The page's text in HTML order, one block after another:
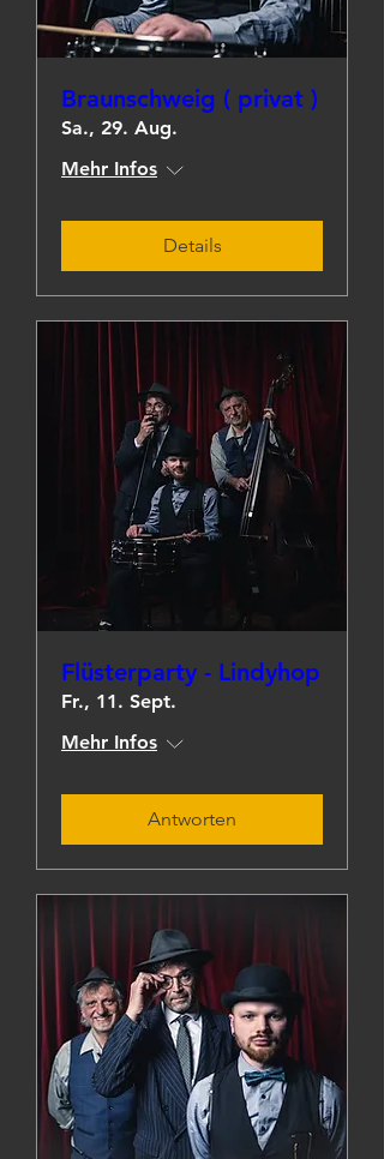
Braunschweig ( privat )
Sa., 29. Aug.
Mehr Infos
Details
Flüsterparty - Lindyhop
Fr., 11. Sept.
Mehr Infos
Antworten